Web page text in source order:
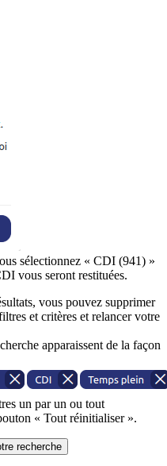
sélectionnez « CDI (941) »
vous seront restituées.
vous pouvez supprimer
et critères et relancer votre
apparaissent de la façon
un par un ou tout
« Tout réinitialiser ».
recherche